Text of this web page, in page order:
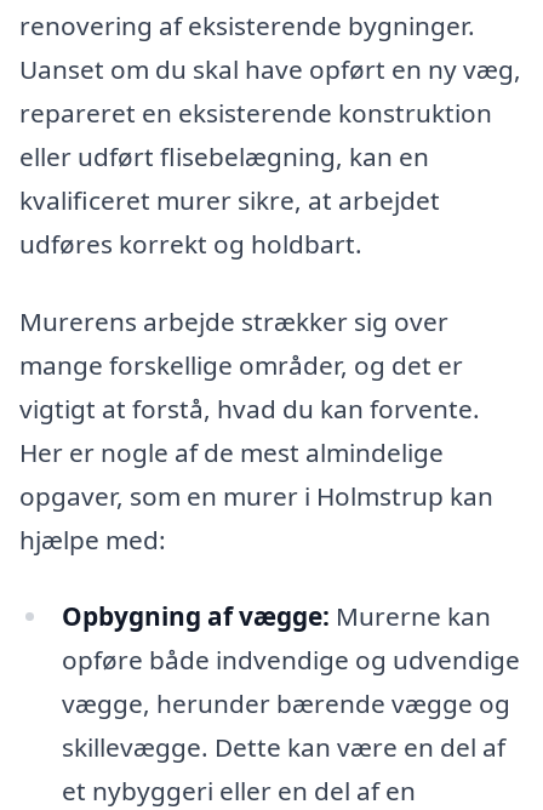
renovering af eksisterende bygninger.
Uanset om du skal have opført en ny væg,
repareret en eksisterende konstruktion
eller udført flisebelægning, kan en
kvalificeret murer sikre, at arbejdet
udføres korrekt og holdbart.
Murerens arbejde strækker sig over
mange forskellige områder, og det er
vigtigt at forstå, hvad du kan forvente.
Her er nogle af de mest almindelige
opgaver, som en murer i Holmstrup kan
hjælpe med:
Opbygning af vægge: Murerne kan
opføre både indvendige og udvendige
vægge, herunder bærende vægge og
skillevægge. Dette kan være en del af
et nybyggeri eller en del af en